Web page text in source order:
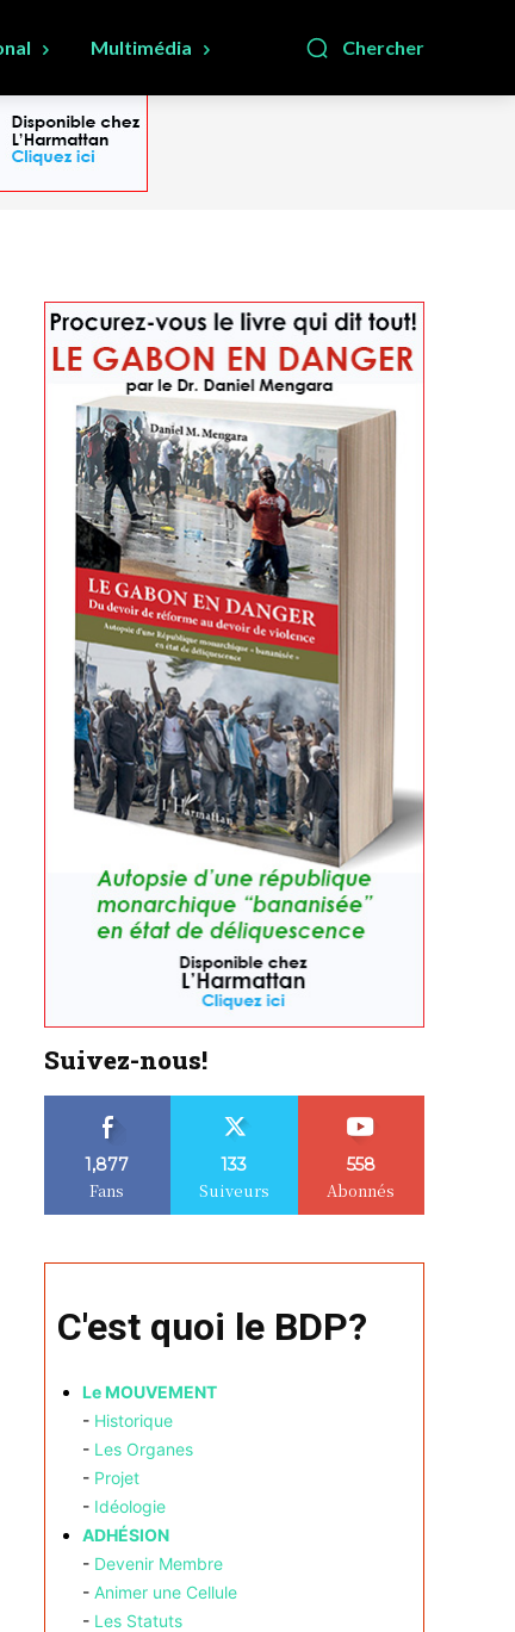
Chercher
Multimédia
Suivez-nous!
1,877
Fans
133
Suiveurs
558
Abonnés
C'est quoi le BDP?
Le MOUVEMENT
- Historique
- Les Organes
- Projet
- Idéologie
ADHÉSION
- Devenir Membre
- Animer une Cellule
- Les Statuts